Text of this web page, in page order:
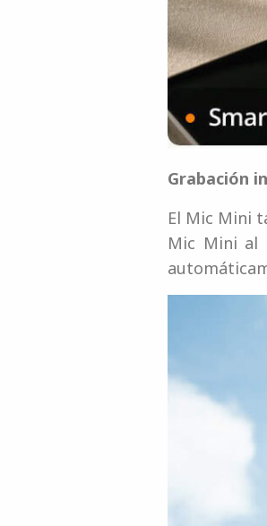
Grabación
El Mic Mini
Mic Mini al